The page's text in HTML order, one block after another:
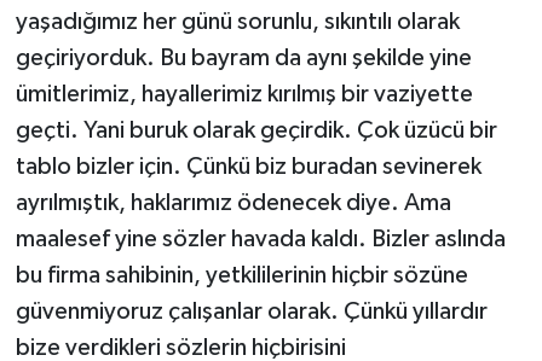
yaşadığımız her günü sorunlu, sıkıntılı olarak
geçiriyorduk. Bu bayram da aynı şekilde yine
ümitlerimiz, hayallerimiz kırılmış bir vaziyette
geçti. Yani buruk olarak geçirdik. Çok üzücü bir
tablo bizler için. Çünkü biz buradan sevinerek
ayrılmıştık, haklarımız ödenecek diye. Ama
maalesef yine sözler havada kaldı. Bizler aslında
bu firma sahibinin, yetkililerinin hiçbir sözüne
güvenmiyoruz çalışanlar olarak. Çünkü yıllardır
bize verdikleri sözlerin hiçbirisini